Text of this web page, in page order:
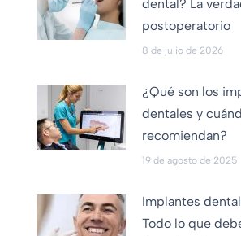
dental? La
postoperatorio
8 de julio de 2026
¿Qué son los
dentales y
recomiendan?
19 de agosto de 2025
Implantes
Todo lo que